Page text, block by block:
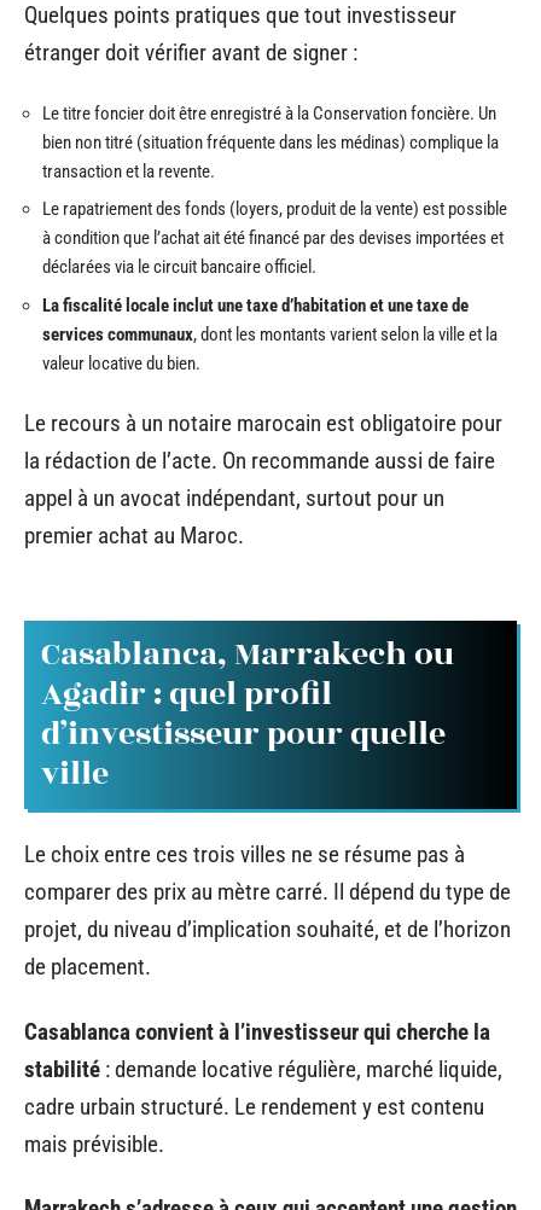
Quelques points pratiques que tout investisseur
étranger doit vérifier avant de signer :
Le titre foncier doit être enregistré à la Conservation foncière. Un
bien non titré (situation fréquente dans les médinas) complique la
transaction et la revente.
Le rapatriement des fonds (loyers, produit de la vente) est possible
à condition que l’achat ait été financé par des devises importées et
déclarées via le circuit bancaire officiel.
La fiscalité locale inclut une taxe d’habitation et une taxe de
services communaux, dont les montants varient selon la ville et la
valeur locative du bien.
Le recours à un notaire marocain est obligatoire pour
la rédaction de l’acte. On recommande aussi de faire
appel à un avocat indépendant, surtout pour un
premier achat au Maroc.
Casablanca, Marrakech ou
Agadir : quel profil
d’investisseur pour quelle
ville
Le choix entre ces trois villes ne se résume pas à
comparer des prix au mètre carré. Il dépend du type de
projet, du niveau d’implication souhaité, et de l’horizon
de placement.
Casablanca convient à l’investisseur qui cherche la
stabilité : demande locative régulière, marché liquide,
cadre urbain structuré. Le rendement y est contenu
mais prévisible.